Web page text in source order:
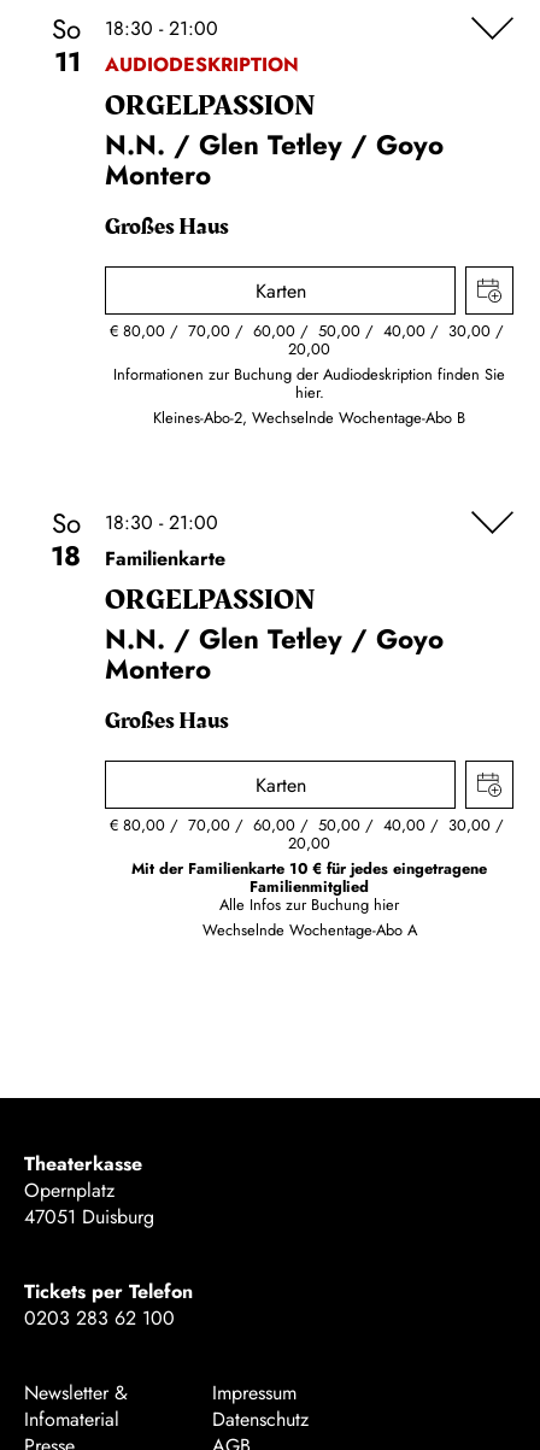
So
11
18:30 - 21:00
AUDIODESKRIPTION
ORGEL­PASSION
N.N. / Glen Tetley / Goyo
Montero
Großes Haus
Karten
€80,00 70,00 60,00 50,00 40,00 30,00
20,00
Informationen zur Buchung der Audiodeskription finden Sie
hier.
Kleines-Abo-2, Wechselnde Wochentage-Abo B
So
18
18:30 - 21:00
Familienkarte
ORGEL­PASSION
N.N. / Glen Tetley / Goyo
Montero
Großes Haus
Karten
€80,00 70,00 60,00 50,00 40,00 30,00
20,00
Mit der Familienkarte 10 € für jedes eingetragene
Familienmitglied
Alle Infos zur Buchung hier
Wechselnde Wochentage-Abo A
Theaterkasse
Opernplatz
47051 Duisburg
Tickets per Telefon
0203 283 62 100
Newsletter &
Infomaterial
Impressum
Datenschutz